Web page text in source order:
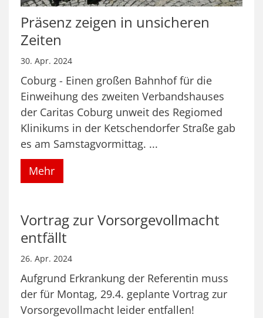
Präsenz zeigen in unsicheren
Zeiten
30. Apr. 2024
Coburg - Einen großen Bahnhof für die
Einweihung des zweiten Verbandshauses
der Caritas Coburg unweit des Regiomed
Klinikums in der Ketschendorfer Straße gab
es am Samstagvormittag. ...
Mehr
Vortrag zur Vorsorgevollmacht
entfällt
26. Apr. 2024
Aufgrund Erkrankung der Referentin muss
der für Montag, 29.4. geplante Vortrag zur
Vorsorgevollmacht leider entfallen!